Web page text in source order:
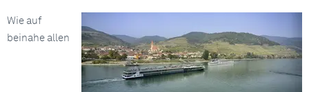
Wie auf
beinahe allen